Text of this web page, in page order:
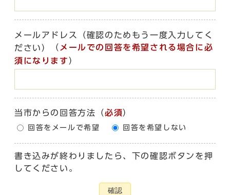
メールアドレス（確認のためもう一度入力してく
ださい）
（ メールでの回答を希望される場合に必
須になります ）
当市からの回答方法 （必須）
回答をメールで希望 回答を希望しない
書き込みが終わりましたら、下の確認ボタンを押
してください。
確認